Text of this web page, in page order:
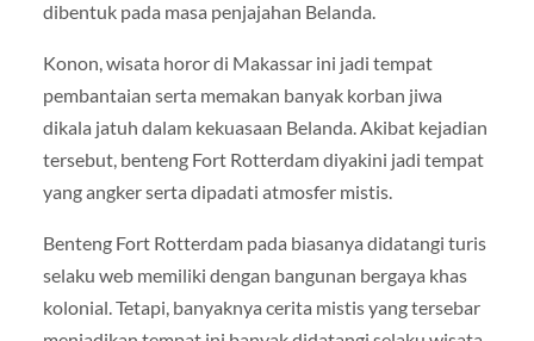
dibentuk pada masa penjajahan Belanda.
Konon, wisata horor di Makassar ini jadi tempat
pembantaian serta memakan banyak korban jiwa
dikala jatuh dalam kekuasaan Belanda. Akibat kejadian
tersebut, benteng Fort Rotterdam diyakini jadi tempat
yang angker serta dipadati atmosfer mistis.
Benteng Fort Rotterdam pada biasanya didatangi turis
selaku web memiliki dengan bangunan bergaya khas
kolonial. Tetapi, banyaknya cerita mistis yang tersebar